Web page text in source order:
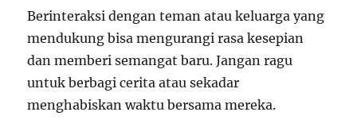
Berinteraksi dengan teman atau keluarga yang
mendukung bisa mengurangi rasa kesepian
dan memberi semangat baru. Jangan ragu
untuk berbagi cerita atau sekadar
menghabiskan waktu bersama mereka.